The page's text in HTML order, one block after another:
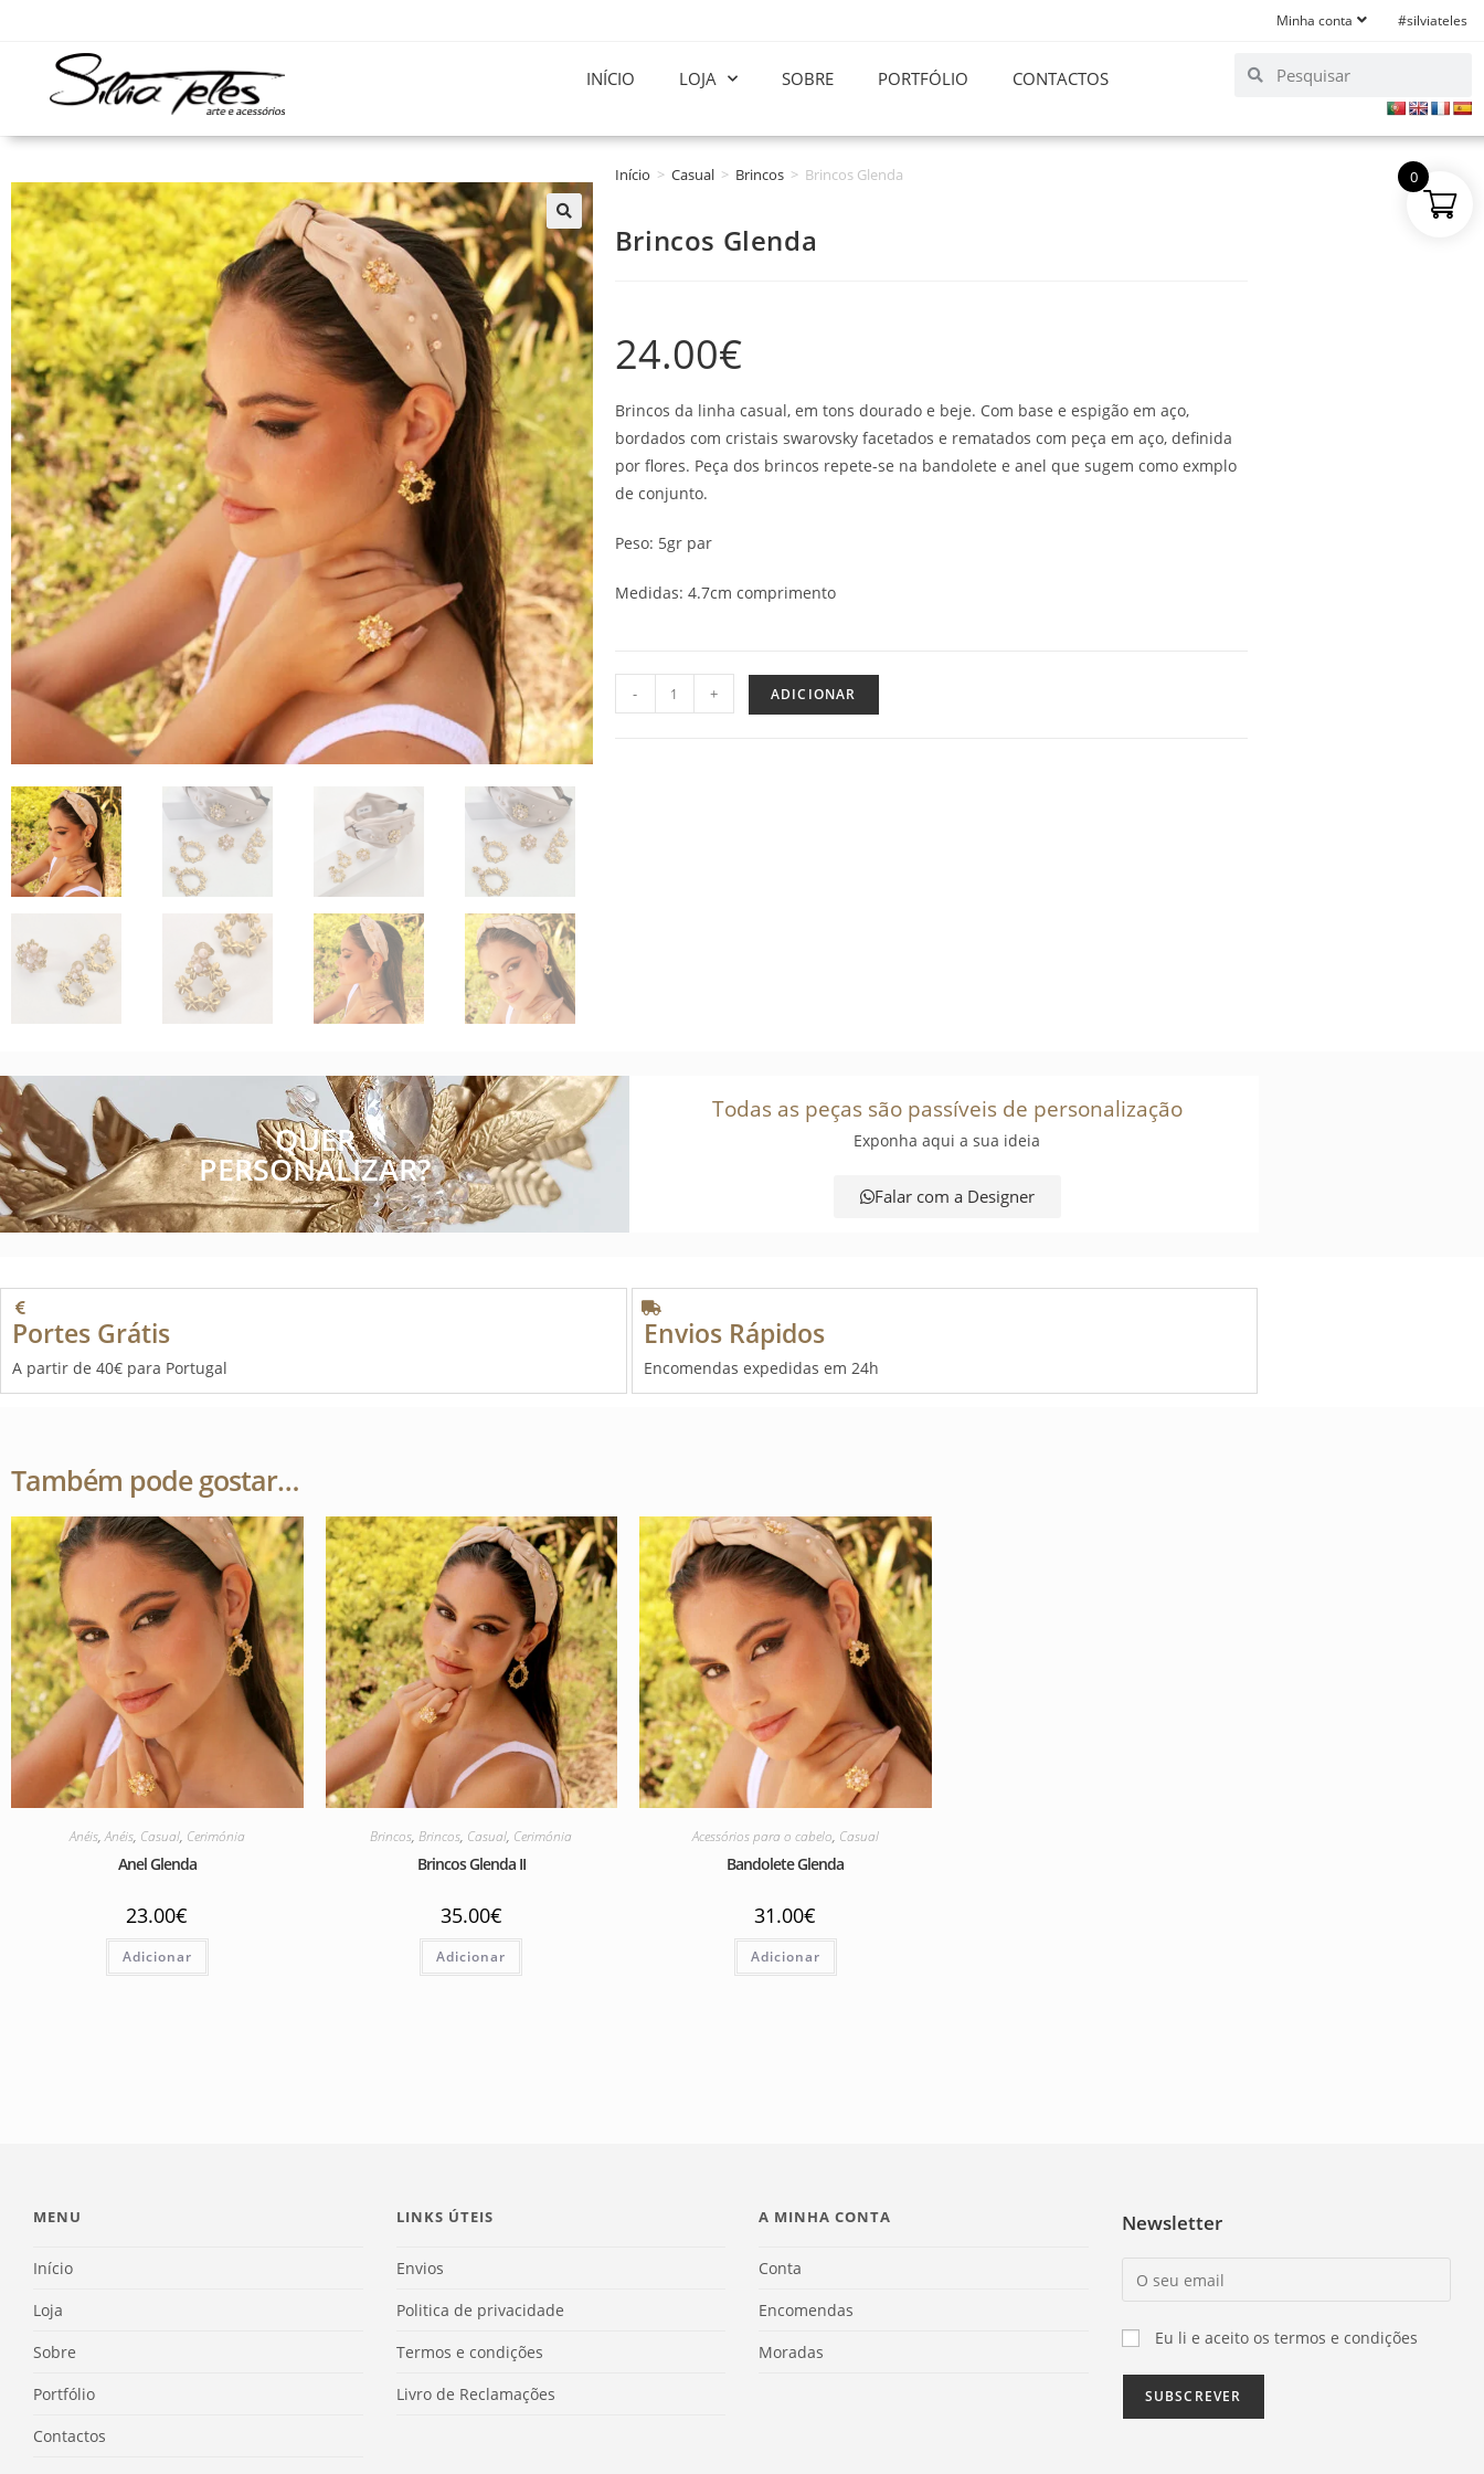
Minha conta #silviateles
INÍCIO LOJA SOBRE PORTFÓLIO CONTACTOS
Início > Casual > Brincos > Brincos Glenda
Brincos Glenda
24.00€
Brincos da linha casual, em tons dourado e beje. Com base e espigão em aço,
bordados com cristais swarovsky facetados e rematados com peça em aço, definida
por flores. Peça dos brincos repete-se na bandolete e anel que sugem como exmplo
de conjunto.
Peso: 5gr par
Medidas: 4.7cm comprimento
- + ADICIONAR
QUER
PERSONALIZAR?
Todas as peças são passíveis de personalização
Exponha aqui a sua ideia
Falar com a Designer
Portes Grátis
A partir de 40€ para Portugal
Envios Rápidos
Encomendas expedidas em 24h
Também pode gostar…
Anéis,Anéis, Casual, Cerimónia
Anel Glenda
23.00€
Adicionar
Brincos,Brincos, Casual, Cerimónia
Brincos Glenda II
35.00€
Adicionar
Acessórios para o cabelo, Casual
Bandolete Glenda
31.00€
Adicionar
MENU
Início
Loja
Sobre
Portfólio
Contactos
LINKS ÚTEIS
Envios
Politica de privacidade
Termos e condições
Livro de Reclamações
A MINHA CONTA
Conta
Encomendas
Moradas
Newsletter
Eu li e aceito os termos e condições
0